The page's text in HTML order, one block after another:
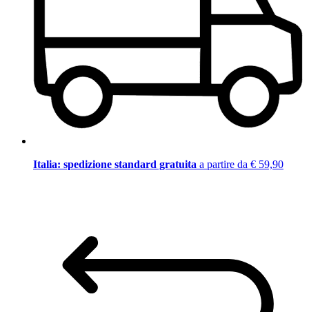
Italia: spedizione standard gratuita a partire da € 59,90